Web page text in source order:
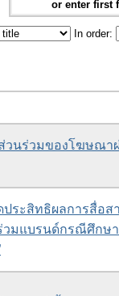
or enter first
In order:
วนร่วมของโฆษณา
ระสิทธิผลการสื่อส
วมแบรนด์กรณีศึกษ